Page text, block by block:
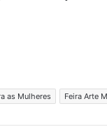
as Mulheres Feira Arte